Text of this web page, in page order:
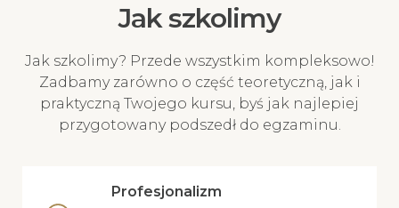
Jak szkolimy
Jak szkolimy? Przede wszystkim kompleksowo!
Zadbamy zarówno o część teoretyczną, jak i
praktyczną Twojego kursu, byś jak najlepiej
przygotowany podszedł do egzaminu.
Profesjonalizm